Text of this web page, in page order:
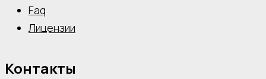
Faq
Лицензии
Контакты